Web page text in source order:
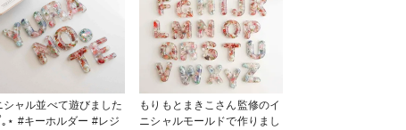
シャル並べて遊びました
ー #レジ
もりもとまきこさん監修のイ
ニシャルモールドで作りまし